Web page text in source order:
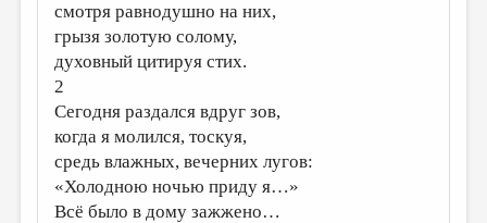
смотря равнодушно на них,
грызя золотую солому,
духовный цитируя стих.
2
Сегодня раздался вдруг зов,
когда я молился, тоскуя,
средь влажных, вечерних лугов:
«Холодною ночью приду я…»
Всё было в дому зажжено…